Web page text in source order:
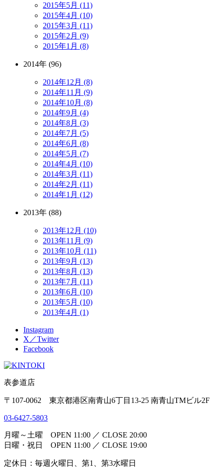
2015年5月 (11)
2015年4月 (10)
2015年3月 (11)
2015年2月 (9)
2015年1月 (8)
2014年 (96)
2014年12月 (8)
2014年11月 (9)
2014年10月 (8)
2014年9月 (4)
2014年8月 (3)
2014年7月 (5)
2014年6月 (8)
2014年5月 (7)
2014年4月 (10)
2014年3月 (11)
2014年2月 (11)
2014年1月 (12)
2013年 (88)
2013年12月 (10)
2013年11月 (9)
2013年10月 (11)
2013年9月 (13)
2013年8月 (13)
2013年7月 (11)
2013年6月 (10)
2013年5月 (10)
2013年4月 (1)
Instagram
X／Twitter
Facebook
表参道店
〒107-0062 東京都港区南青山6丁目13-25 南青山TMビル2F
03-6427-5803
月曜～土曜 OPEN 11:00 ／ CLOSE 20:00
日曜・祝日 OPEN 11:00 ／ CLOSE 19:00
定休日：毎週火曜日、第1、第3水曜日